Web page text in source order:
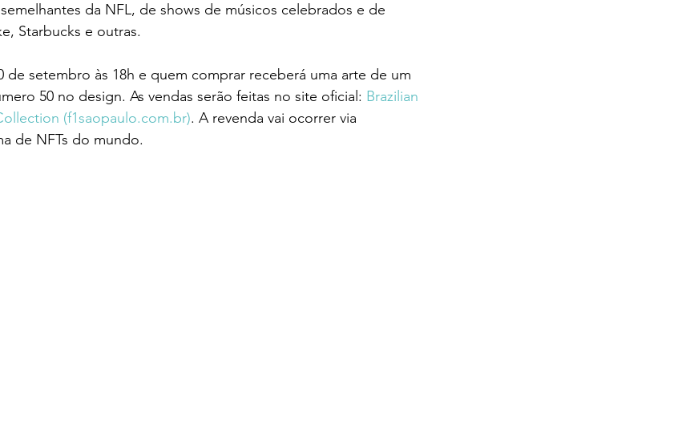
da NFL, de shows de músicos celebrados e de
Starbucks e outras.
de setembro às 18h e quem comprar receberá uma arte de um
50 no design. As vendas serão feitas no site oficial: Brazilian
(f1saopaulo.com.br). A revenda vai ocorrer via
de NFTs do mundo.